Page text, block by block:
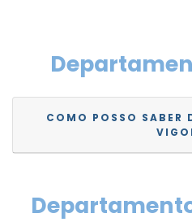
COMO POSSO SABER